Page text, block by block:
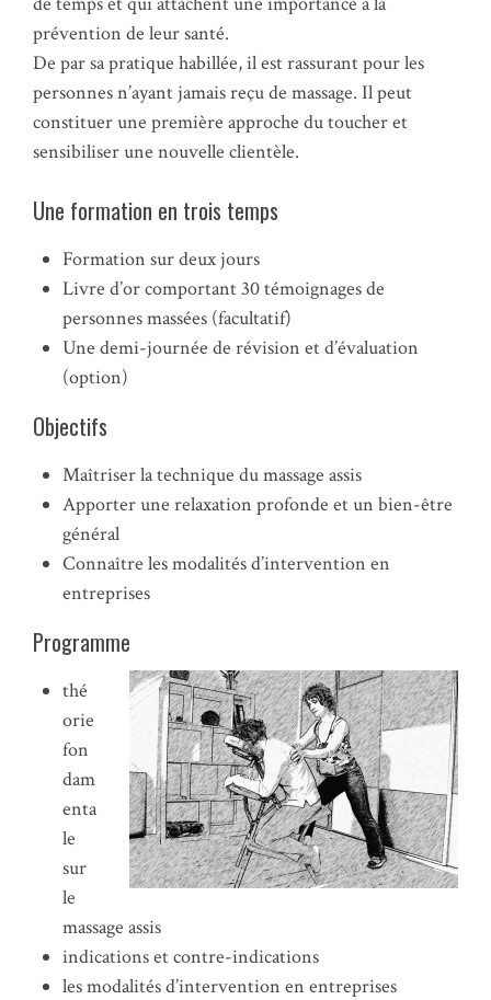
prévention de leur santé.
De par sa pratique habillée, il est rassurant pour les
personnes n’ayant jamais reçu de massage. Il peut
constituer une première approche du toucher et
sensibiliser une nouvelle clientèle.
Une formation en trois temps
Formation sur deux jours
Livre d’or comportant 30 témoignages de
personnes massées (facultatif)
Une demi-journée de révision et d’évaluation
(option)
Objectifs
Maîtriser la technique du massage assis
Apporter une relaxation profonde et un bien-être
général
Connaître les modalités d’intervention en
entreprises
Programme
thé
orie
fon
dam
enta
le
sur
le
massage assis
indications et contre-indications
les modalités d’intervention en entreprises